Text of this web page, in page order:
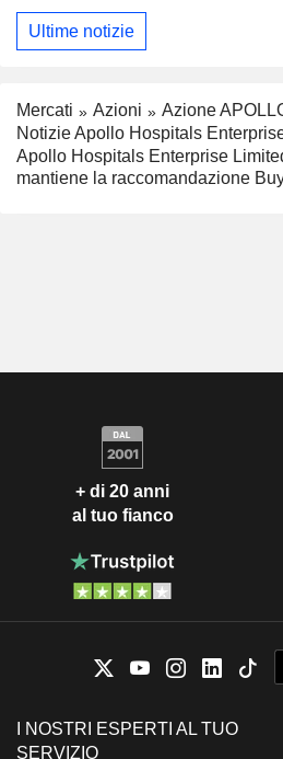
Ultime notizie
Mercati Azioni
Azione
Notizie Apollo Hospitals
Apollo Hospitals Enterprise
mantiene la raccomandazione
+ di 20 anni
al tuo fianco
I NOSTRI ESPERTI AL TUO
SERVIZIO